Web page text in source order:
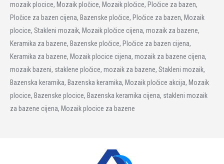
mozaik plocice, Mozaik pločice, Mozaik pločice, Pločice za bazen,
Pločice za bazen cijena, Bazenske pločice, Pločice za bazen, Mozaik
plocice, Stakleni mozaik, Mozaik pločice cijena, mozaik za bazene,
Keramika za bazene, Bazenske pločice, Pločice za bazen cijena,
Keramika za bazene, Mozaik plocice cijena, mozaik za bazene cijena,
mozaik bazeni, staklene pločice, mozaik za bazene, Stakleni mozaik,
Bazenska keramika, Bazenska keramika, Mozaik pločice akcija, Mozaik
plocice, Bazenske plocice, Bazenska keramika cijena, stakleni mozaik
za bazene cijena, Mozaik plocice za bazene